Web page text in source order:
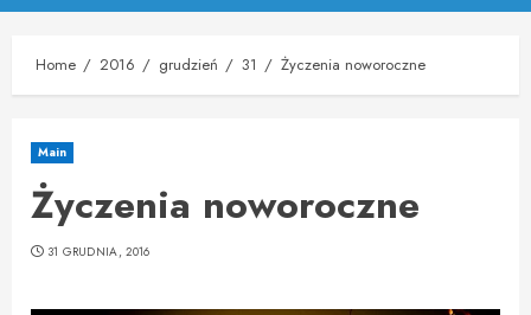
Menu
Home 2016 grudzień 31 Życzenia noworoczne
Main
Życzenia noworoczne
31 GRUDNIA, 2016